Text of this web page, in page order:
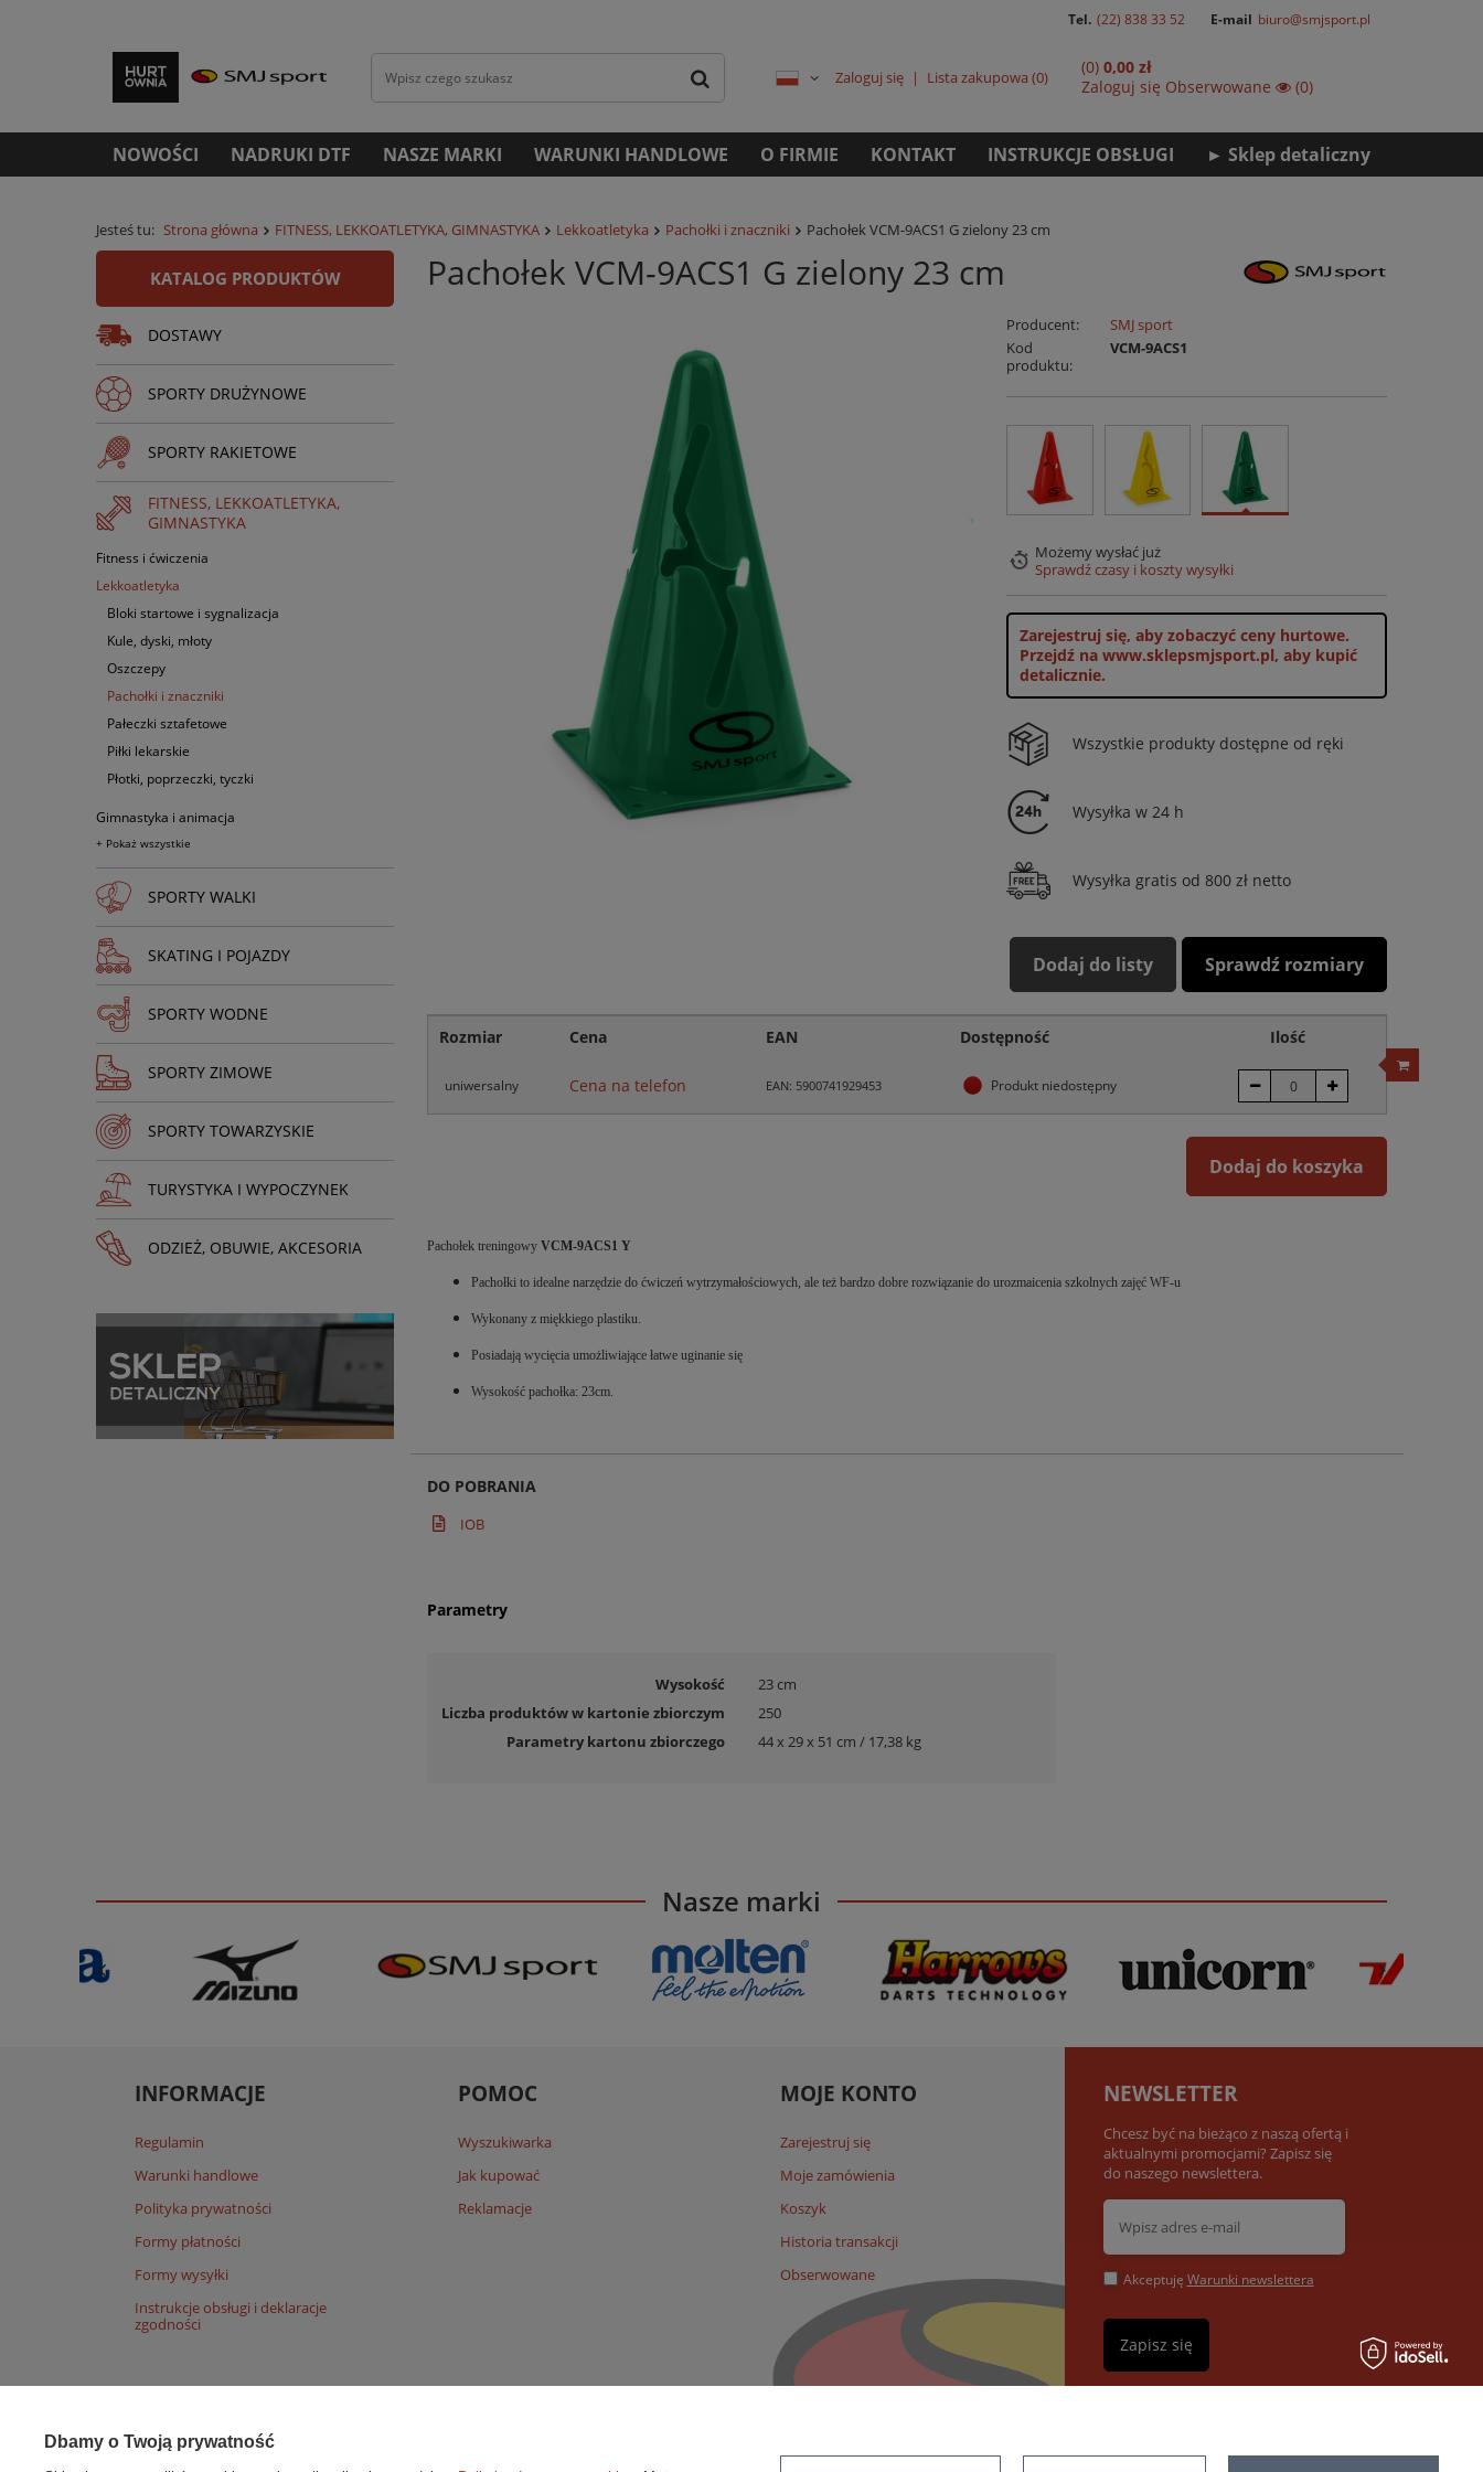
Tel. (22) 838 33 52 E-mail biuro@smjsport.pl
Zaloguj się Lista zakupowa 0 (0) 0,00 zł
Zaloguj się Obserwowane (0)
NOWOŚCI NADRUKI DTF NASZE MARKI WARUNKI HANDLOWE O FIRMIE KONTAKT INSTRUKCJE OBSŁUGI ► Sklep detaliczny
Jesteś tu: Strona główna FITNESS, LEKKOATLETYKA, GIMNASTYKA Lekkoatletyka Pachołki i znaczniki Pachołek VCM-9ACS1 G zielony 23 cm
KATALOG PRODUKTÓW
DOSTAWY
SPORTY DRUŻYNOWE
SPORTY RAKIETOWE
FITNESS, LEKKOATLETYKA,
GIMNASTYKA
Fitness i ćwiczenia
Lekkoatletyka
Bloki startowe i sygnalizacja
Kule, dyski, młoty
Oszczepy
Pachołki i znaczniki
Pałeczki sztafetowe
Piłki lekarskie
Płotki, poprzeczki, tyczki
Gimnastyka i animacja
+ Pokaż wszystkie
SPORTY WALKI
SKATING I POJAZDY
SPORTY WODNE
SPORTY ZIMOWE
SPORTY TOWARZYSKIE
TURYSTYKA I WYPOCZYNEK
ODZIEŻ, OBUWIE, AKCESORIA
Pachołek VCM-9ACS1 G zielony 23 cm
Producent:
SMJ sport
Kod
produktu:
VCM-9ACS1
Możemy wysłać już
Sprawdź czasy i koszty wysyłki
Zarejestruj się, aby zobaczyć ceny hurtowe.
Przejdź na www.sklepsmjsport.pl, aby kupić
detalicznie.
Wszystkie produkty dostępne od ręki
Wysyłka w 24 h
Wysyłka gratis od 800 zł netto
Dodaj do listy Sprawdź rozmiary
Rozmiar Cena EAN Dostępność Ilość
uniwersalny Cena na telefon EAN: 5900741929453 Produkt niedostępny
Dodaj do koszyka
Pachołek treningowy VCM-9ACS1 Y
Pachołki to idealne narzędzie do ćwiczeń wytrzymałościowych, ale też bardzo dobre rozwiązanie do urozmaicenia szkolnych zajęć WF-u
Wykonany z miękkiego plastiku.
Posiadają wycięcia umożliwiające łatwe uginanie się
Wysokość pachołka: 23cm.
DO POBRANIA
IOB
Parametry
Wysokość
23 cm
Liczba produktów w kartonie zbiorczym
250
Parametry kartonu zbiorczego
44 x 29 x 51 cm / 17,38 kg
Nasze marki
INFORMACJE
Regulamin
Warunki handlowe
Polityka prywatności
Formy płatności
Formy wysyłki
Instrukcje obsługi i deklaracje
zgodności
POMOC
Wyszukiwarka
Jak kupować
Reklamacje
MOJE KONTO
Zarejestruj się
Moje zamówienia
Koszyk
Historia transakcji
Obserwowane
NEWSLETTER
Chcesz być na bieżąco z naszą ofertą i
aktualnymi promocjami? Zapisz się
do naszego newslettera.
Akceptuję Warunki newslettera
Zapisz się
Dbamy o Twoją prywatność